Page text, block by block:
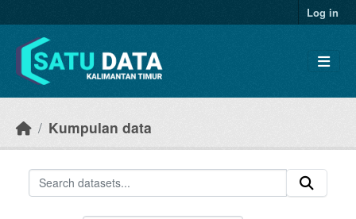
Log in
Kumpulan data